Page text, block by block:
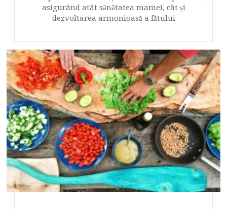
asigurând atât sănătatea mamei, cât și
dezvoltarea armonioasă a fătului